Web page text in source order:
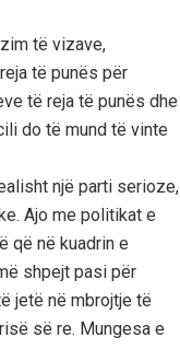
të vizave,
të punës për
të reja të punës dhe
do të mund të vinte
një parti serioze,
Ajo me politikat e
që në kuadrin e
shpejt pasi për
jetë në mbrojtje të
së re. Mungesa e